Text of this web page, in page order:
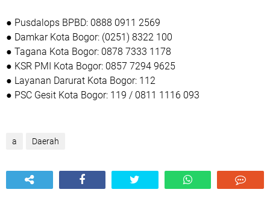
● Pusdalops BPBD: 0888 0911 2569
● Damkar Kota Bogor: (0251) 8322 100
● Tagana Kota Bogor: 0878 7333 1178
● KSR PMI Kota Bogor: 0857 7294 9625
● Layanan Darurat Kota Bogor: 112
● PSC Gesit Kota Bogor: 119 / 0811 1116 093
a Daerah